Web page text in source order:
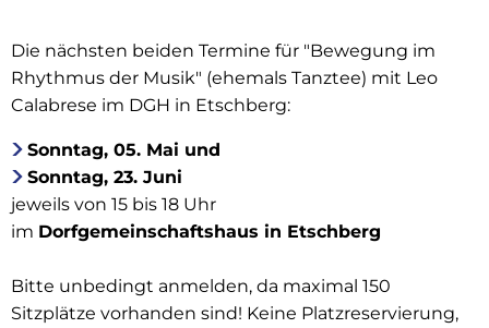
Die nächsten beiden Termine für "Bewegung im
Rhythmus der Musik" (ehemals Tanztee) mit Leo
Calabrese im DGH in Etschberg:
Sonntag, 05. Mai und
Sonntag, 23. Juni
jeweils von 15 bis 18 Uhr
im Dorfgemeinschaftshaus in Etschberg
Bitte unbedingt anmelden, da maximal 150
Sitzplätze vorhanden sind! Keine Platzreservierung,